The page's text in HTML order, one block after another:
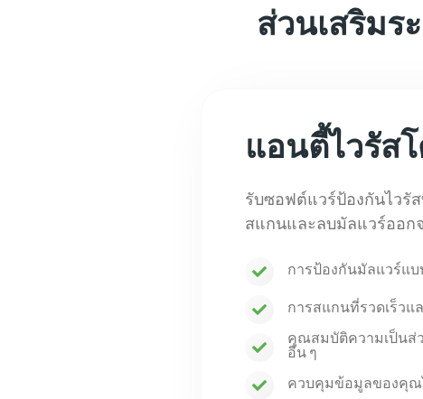
ส่วนเสริม
แอนตี้ไวรัส
รับซอฟต์แวร์ป้องกันไวรั
สแกนและลบมัลแวร์ออก
การป้องกันมัลแวร์แบ
การสแกนที่รวดเร็วแ
คุณสมบัติความเป็นส่
อื่น ๆ
ควบคุมข้อมูลของคุณ